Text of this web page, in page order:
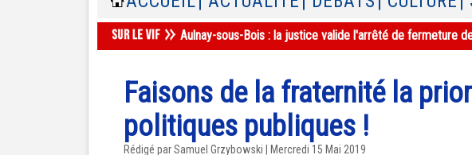
Aulnay-sous-Bois : la justice valide l'arrêté de fermeture
Faisons de la fraternité la
politiques publiques !
Rédigé parSamuel Grzybowski | Mercredi 15 Mai 2019